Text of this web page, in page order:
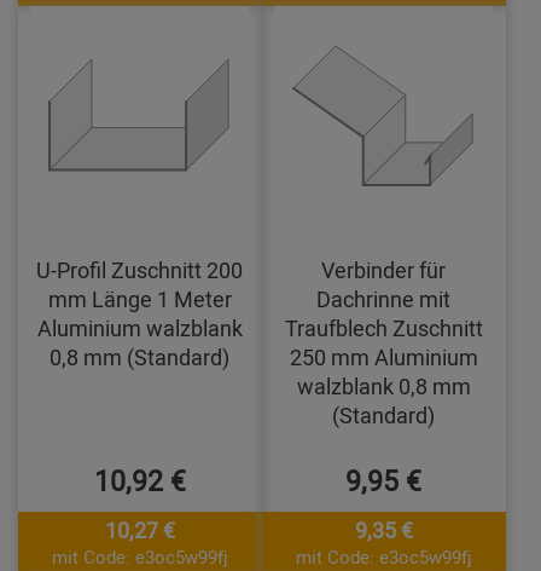
U-Profil Zuschnitt 200
mm Länge 1 Meter
Aluminium walzblank
0,8 mm (Standard)
10,92 €
10,27 €
mit Code: e3oc5w99fj
Verbinder für
Dachrinne mit
Traufblech Zuschnitt
250 mm Aluminium
walzblank 0,8 mm
(Standard)
9,95 €
9,35 €
mit Code: e3oc5w99fj